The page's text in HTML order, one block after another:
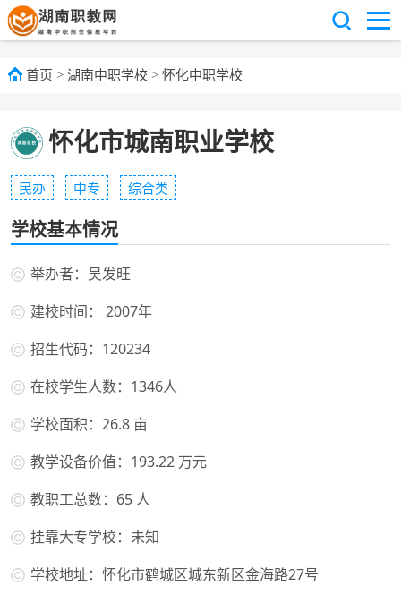
首页 > 湖南中职学校 > 怀化中职学校
怀化市城南职业学校
民办 中专 综合类
学校基本情况
举办者：吴发旺
建校时间： 2007年
招生代码：120234
在校学生人数：1346人
学校面积：26.8 亩
教学设备价值：193.22 万元
教职工总数：65 人
挂靠大专学校：未知
学校地址：怀化市鹤城区城东新区金海路27号